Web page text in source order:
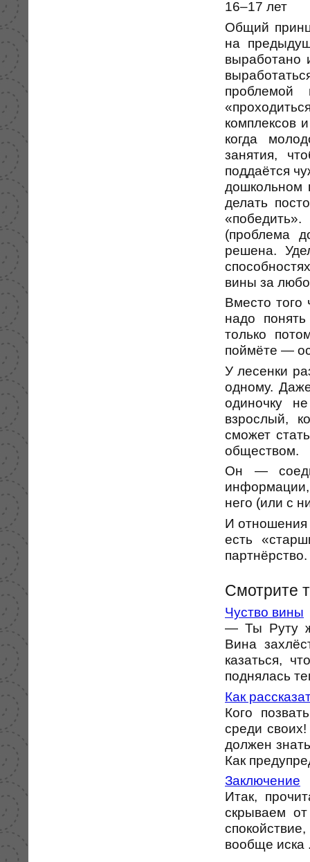
16–17 лет
Общий
на
выработано
комплексов
когда
занятия,
поддаётся
дошкольном
делать
(проблема
решена.
вины за
Вместо того
надо
только
поймёте —
У лесенки
одному.
одиночку
взрослый,
сможет
обществом.
Он —
него (или с
И отношения
есть
партнёрство.
Смотрите
Чуство вины
— Ты Руту
Вина
казаться,
поднялась
Как
Кого
среди
должен
Как
Заключение
Итак,
скрываем
вообще иска